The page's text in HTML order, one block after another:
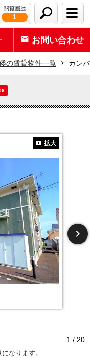
閲覧履歴
1
お問い合わせ
の賃貸物件一覧 カン
拡大
1 / 20
なります。